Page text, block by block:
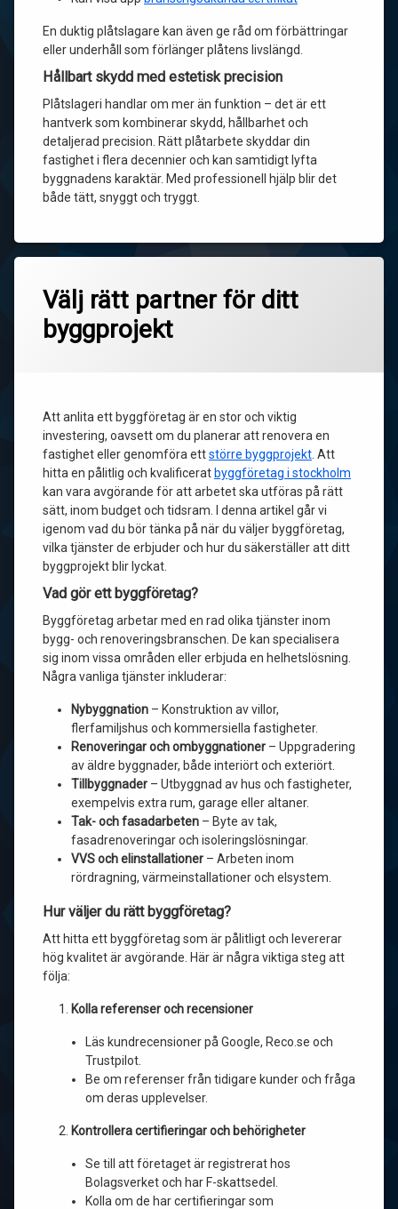
En duktig plåtslagare kan även ge råd om förbättringar
eller underhåll som förlänger plåtens livslängd.
Hållbart skydd med estetisk precision
Plåtslageri handlar om mer än funktion – det är ett
hantverk som kombinerar skydd, hållbarhet och
detaljerad precision. Rätt plåtarbete skyddar din
fastighet i flera decennier och kan samtidigt lyfta
byggnadens karaktär. Med professionell hjälp blir det
både tätt, snyggt och tryggt.
Välj rätt partner för ditt
byggprojekt
Att anlita ett byggföretag är en stor och viktig
investering, oavsett om du planerar att renovera en
fastighet eller genomföra ettstörre byggprojekt . Att
hitta en pålitlig och kvalificerat byggföretag i stockholm
kan vara avgörande för att arbetet ska utföras på rätt
sätt, inom budget och tidsram. I denna artikel går vi
igenom vad du bör tänka på när du väljer byggföretag,
vilka tjänster de erbjuder och hur du säkerställer att ditt
byggprojekt blir lyckat.
Vad gör ett byggföretag?
Byggföretag arbetar med en rad olika tjänster inom
bygg- och renoveringsbranschen. De kan specialisera
sig inom vissa områden eller erbjuda en helhetslösning.
Några vanliga tjänster inkluderar:
Nybyggnation – Konstruktion av villor,
flerfamiljshus och kommersiella fastigheter.
Renoveringar och ombyggnationer – Uppgradering
av äldre byggnader, både interiört och exteriört.
Tillbyggnader – Utbyggnad av hus och fastigheter,
exempelvis extra rum, garage eller altaner.
Tak- och fasadarbeten – Byte av tak,
fasadrenoveringar och isoleringslösningar.
VVS och elinstallationer – Arbeten inom
rördragning, värmeinstallationer och elsystem.
Hur väljer du rätt byggföretag?
Att hitta ett byggföretag som är pålitligt och levererar
hög kvalitet är avgörande. Här är några viktiga steg att
följa:
Kolla referenser och recensioner
Läs kundrecensioner på Google, Reco.se och
Trustpilot.
Be om referenser från tidigare kunder och fråga
om deras upplevelser.
Kontrollera certifieringar och behörigheter
Se till att företaget är registrerat hos
Bolagsverket och har F-skattsedel.
Kolla om de har certifieringar som